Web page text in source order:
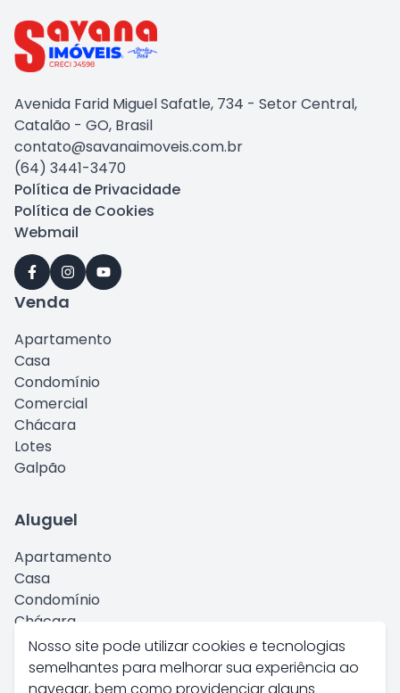
Nosso site pode utilizar cookies e tecnologias
semelhantes para melhorar sua experiência ao
Avenida Farid Miguel Safatle, 734 - Setor Central,
Catalão - GO, Brasil
contato@savanaimoveis.com.br
(64) 3441-3470
Política de Privacidade
Política de Cookies
Webmail
Venda
Apartamento
Casa
Condomínio
Comercial
Chácara
Lotes
Galpão
Aluguel
Apartamento
Casa
Condomínio
Chácara
Comercial
Kitnet
Galpão